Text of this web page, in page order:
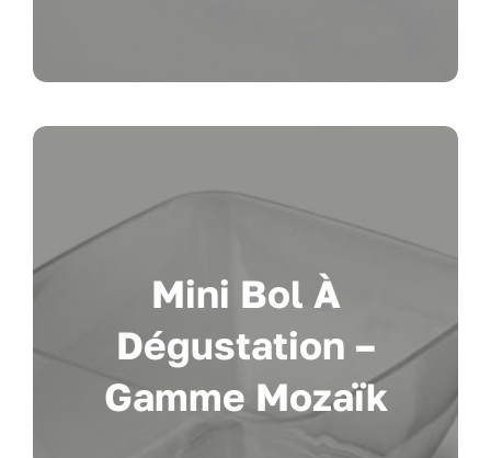
Mini Bol À
Dégustation –
Gamme Mozaïk